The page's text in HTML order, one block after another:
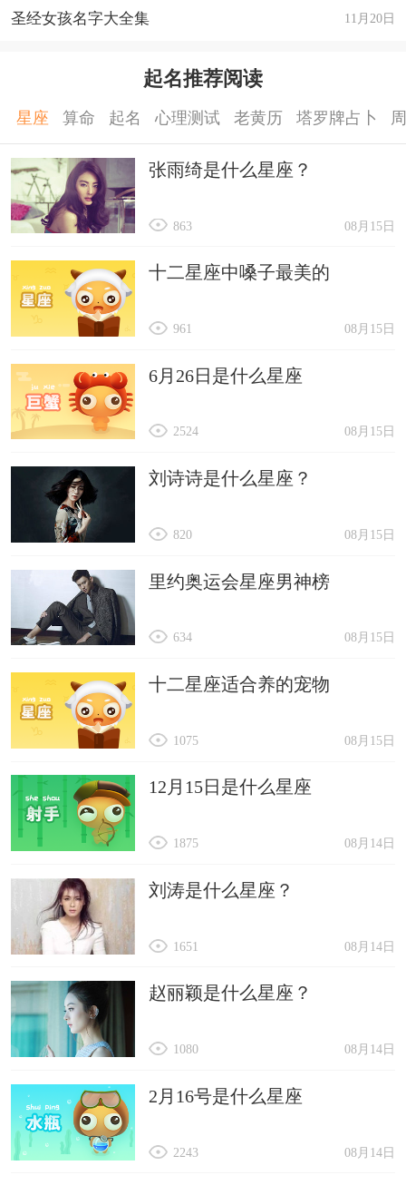
风吹动海浪的自由。
11月20日
圣经女孩名字大全集
起名推荐阅读
星座 算命 起名 心理测试 老黄历 塔罗牌占卜
张雨绮是什么星座？
08月15日
863
十二星座中嗓子最美的
08月15日
961
6月26日是什么星座
08月15日
2524
刘诗诗是什么星座？
08月15日
820
里约奥运会星座男神榜
08月15日
634
十二星座适合养的宠物
08月15日
1075
12月15日是什么星座
08月14日
1875
刘涛是什么星座？
08月14日
1651
赵丽颖是什么星座？
08月14日
1080
2月16号是什么星座
08月14日
2243